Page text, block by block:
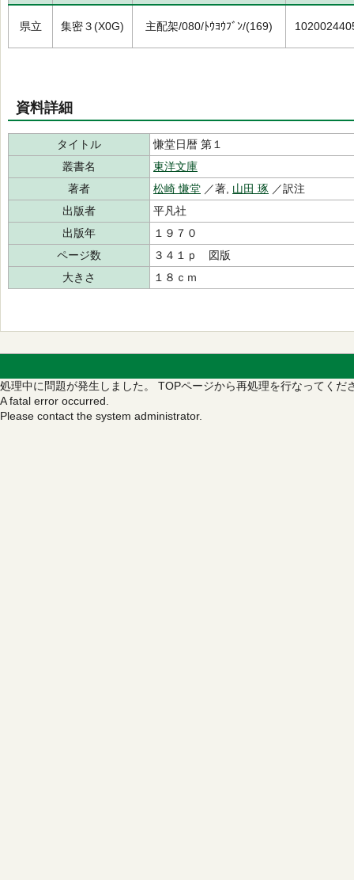
県立 集密３(X0G) 主配架/080/ﾄｳﾖｳﾌﾞﾝ/(169)
資料詳細
タイトル
慊堂日暦 第１
叢書名
東洋文庫
著者
松崎 慊堂 ／著, 山田 琢 ／訳注
出版者
平凡社
出版年
１９７０
ページ数
３４１ｐ 図版
大きさ
１８ｃｍ
処理中に問題が発生しました。 TOPページから再処理を行なってくだ
A fatal error occurred.
Please contact the system administrator.